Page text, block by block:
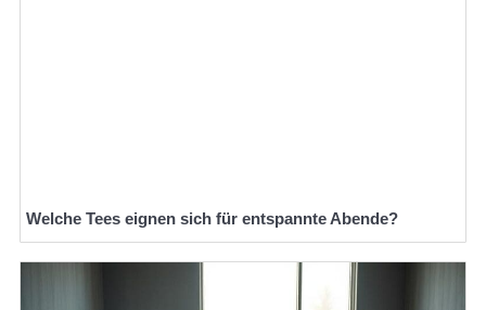
Welche Tees eignen sich für entspannte Abende?